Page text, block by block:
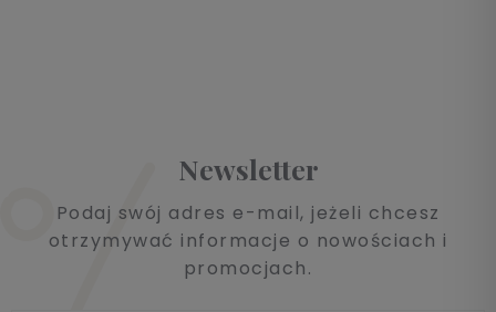
Newsletter
Podaj swój adres e-mail, jeżeli chcesz
otrzymywać informacje o nowościach i
promocjach.